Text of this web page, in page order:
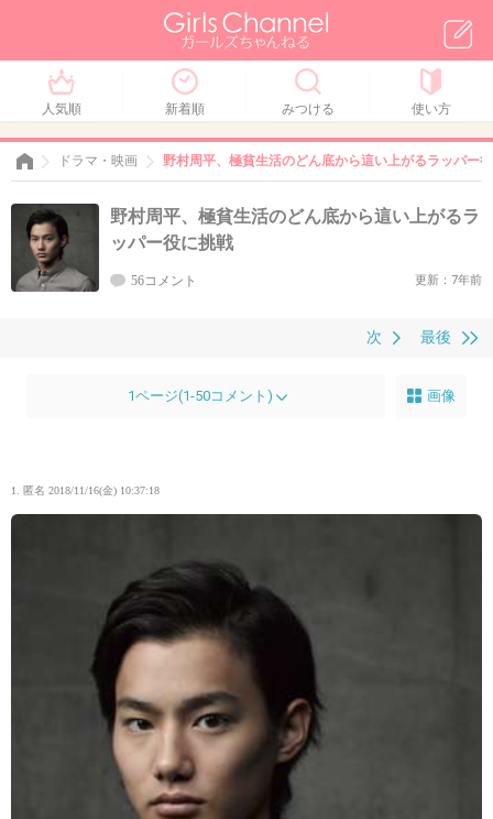
人気順 新着順 みつける 使い方
ドラマ・映画 野村周平、極貧生活のどん底から這い上がるラッパー
野村周平、極貧生活のどん底から這い上がるラ
ッパー役に挑戦
56コメント 更新：7年前
最後
次
1ページ(1-50コメント) 画像
1. 匿名 2018/11/16(金) 10:37:18